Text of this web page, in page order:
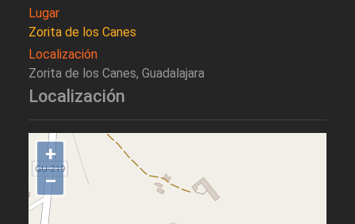
Lugar
Zorita de los Canes
Localización
Zorita de los Canes, Guadalajara
Localización
+
–